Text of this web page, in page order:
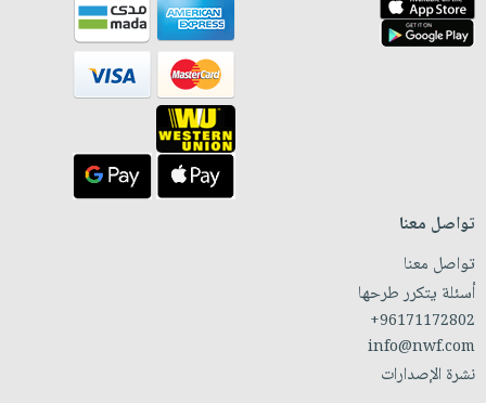
تواصل معنا
تواصل معنا
أسئلة يتكرر طرحها
+96171172802
info@nwf.com
نشرة الإصدارات